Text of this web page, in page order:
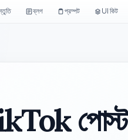
ব্লগ প্রম্পট UI কিট
পোস্ট